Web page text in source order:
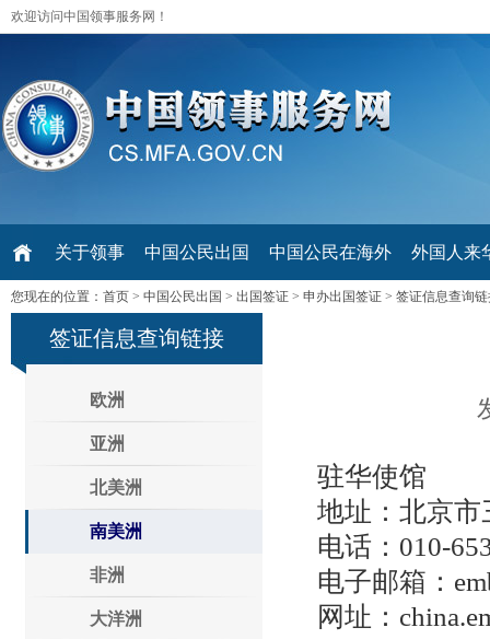
欢迎访问中国领事服务网！
关于领事 中国公民出国 中国公民在海外 外国人来
您现在的位置： 首页 > 中国公民出国 > 出国签证 > 申办出国签证 > 签证信息查询
签证信息查询链接
欧洲
亚洲
北美洲
南美洲
非洲
大洋洲
驻华使馆
地址：北京市
电话：010-
电子邮箱：
网址：